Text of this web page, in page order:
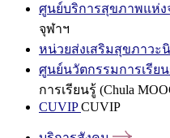
ศูนย์บริการสุขภาพแห่ง
จุฬาฯ
หน่วยส่งเสริมสุขภาวะ
ศูนย์นวัตกรรมการเรียน
การเรียนรู้ (Chula
CUVIPCUVIP